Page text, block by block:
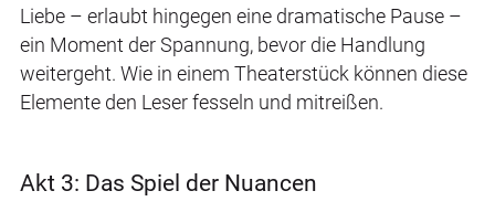
Liebe – erlaubt hingegen eine dramatische Pause –
ein Moment der Spannung, bevor die Handlung
weitergeht. Wie in einem Theaterstück können diese
Elemente den Leser fesseln und mitreißen.
Akt 3: Das Spiel der Nuancen